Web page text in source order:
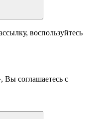
воспользуйтесь
соглашаетесь с